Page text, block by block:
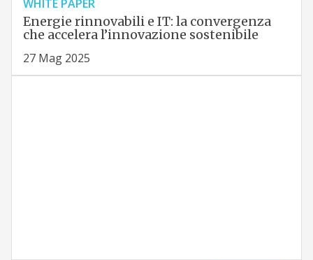
WHITE PAPER
Energie rinnovabili e IT: la convergenza
che accelera l’innovazione sostenibile
27 Mag 2025